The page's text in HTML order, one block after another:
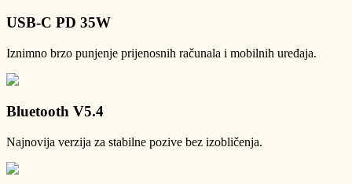
USB-C PD 35W
Iznimno brzo punjenje prijenosnih računala i mobilnih uređaja.
Bluetooth V5.4
Najnovija verzija za stabilne pozive bez izobličenja.